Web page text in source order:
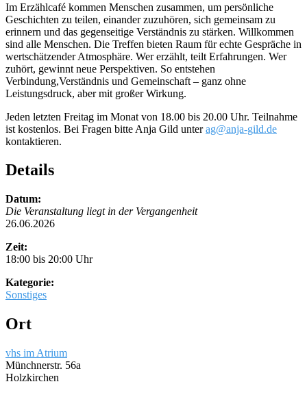
Im Erzählcafé kommen Menschen zusammen, um persönliche
Geschichten zu teilen, einander zuzuhören, sich gemeinsam zu
erinnern und das gegenseitige Verständnis zu stärken. Willkommen
sind alle Menschen. Die Treffen bieten Raum für echte Gespräche in
wertschätzender Atmosphäre. Wer erzählt, teilt Erfahrungen. Wer
zuhört, gewinnt neue Perspektiven. So entstehen
Verbindung,Verständnis und Gemeinschaft – ganz ohne
Leistungsdruck, aber mit großer Wirkung.
Jeden letzten Freitag im Monat von 18.00 bis 20.00 Uhr. Teilnahme
ist kostenlos. Bei Fragen bitte Anja Gild unterag@anja-gild.de
kontaktieren.
Details
Datum:
Die Veranstaltung liegt in der Vergangenheit
26.06.2026
Zeit:
18:00 bis 20:00 Uhr
Kategorie:
Sonstiges
Ort
vhs im Atrium
Münchnerstr. 56a
Holzkirchen